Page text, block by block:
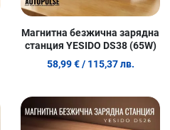
Магнитна безжична зарядна
станция YESIDO DS38 (65W)
58,99 € / 115,37 лв.
Добави в любими